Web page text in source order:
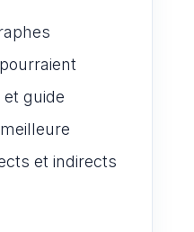
guide
et indirects